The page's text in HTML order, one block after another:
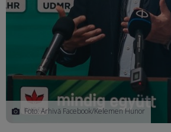
Foto: Arhivă Facebook/Kelemen Hunor